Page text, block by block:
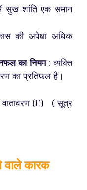
सुख-शांति एक समान
की अपेक्षा अधिक
का नियम: व्यक्ति
का प्रतिफल है।
(E) ( सूत्र
वाले कारक